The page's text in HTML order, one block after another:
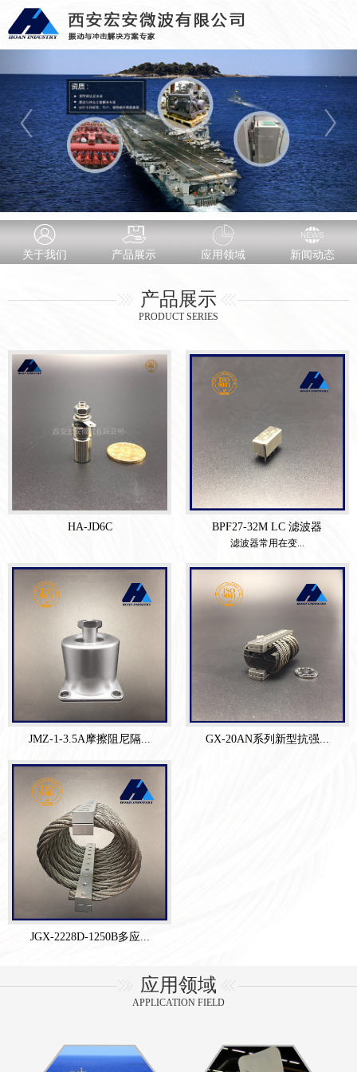
关于我们 产品展示 应用领域 新闻动态
产品展示
PRODUCT SERIES
HA-JD6C BPF27-32M LC 滤波器
滤波器常用在变...
JMZ-1-3.5A摩擦阻尼隔... GX-20AN系列新型抗强...
JGX-2228D-1250B多应...
应用领域
APPLICATION FIELD